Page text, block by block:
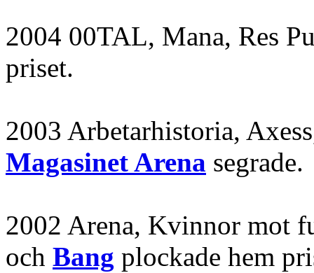
2004 00TAL, Mana, Res
priset.
2003 Arbetarhistoria,
Magasinet Arena segrade.
2002 Arena, Kvinnor mot
och Bang plockade hem